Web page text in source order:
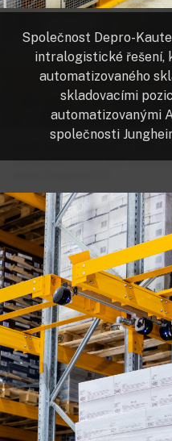
Jungheinrich ETX 515 ve
pat
rn
23. 10. 201815:45
ODEBÍRAT AUTORA
logistika skladování
manipulace
ODEBÍRAT TÉMA
Společnost Depro-
intralogistické řešení,
automatizovaného
skladovacími
automatizovanými
společnosti